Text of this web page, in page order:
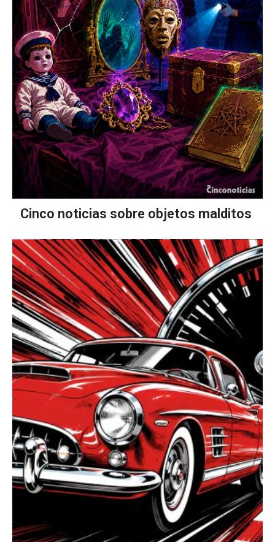
Cinco noticias sobre objetos malditos